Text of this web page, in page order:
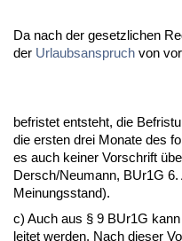
Da nach der ge­setz­li­chen
der Ur­laubs­an­spruch von
be­fris­tet ent­steht, die
die ers­ten drei Mo­na­te des
es auch kei­ner Vor­schrift
Dersch/Neu­mann, BUr1G
Mei­nungs­stand).
c) Auch aus § 9 BUr1G
lei­tet wer­den. Nach die­ser